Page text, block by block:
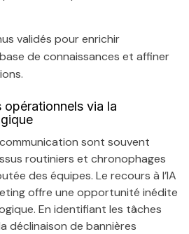
validés pour enrichir
de connaissances et affiner
via la
sont souvent
routiniers et chronophages
des équipes. Le recours à l’IA
offre une opportunité inédite
En identifiant les tâches
déclinaison de bannières